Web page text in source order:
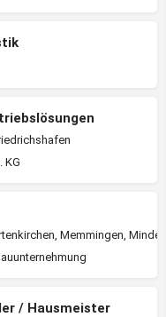
KG
Memmingen,
/ Hausmeister